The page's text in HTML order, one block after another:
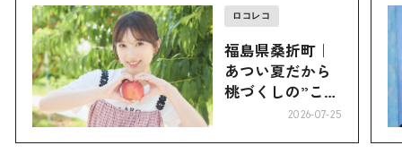
ロコレコ
福島県桑折町｜
あつい夏だから
桃づくしの”こお
2026-07-25